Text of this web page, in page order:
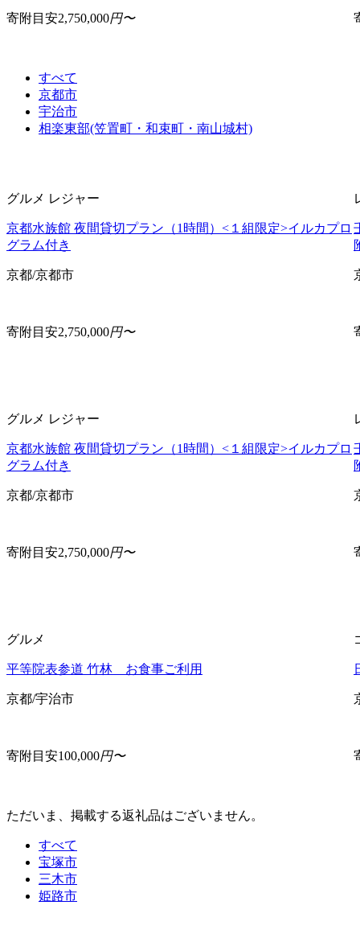
寄附目安2,750,000円〜
すべて
京都市
宇治市
相楽東部(笠置町・和束町・南山城村)
グルメ レジャー
京都水族館 夜間貸切プラン（1時間）<１組限定>イルカプロ
グラム付き
京都/京都市
寄附目安2,750,000円〜
グルメ レジャー
京都水族館 夜間貸切プラン（1時間）<１組限定>イルカプロ
グラム付き
京都/京都市
寄附目安2,750,000円〜
グルメ
平等院表参道 竹林 お食事ご利用
京都/宇治市
寄附目安100,000円〜
ただいま、掲載する返礼品はございません。
すべて
宝塚市
三木市
姫路市